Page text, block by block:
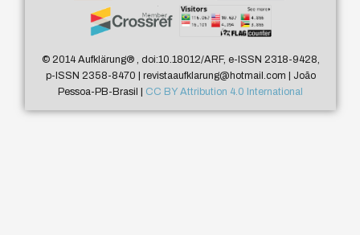
© 2014 Aufklärung®, doi:10.18012/ARF, e-ISSN 2318-9428,
p-ISSN 2358-8470 | revistaaufklarung@hotmail.com | João
Pessoa-PB-Brasil | CC BY Attribution 4.0 International